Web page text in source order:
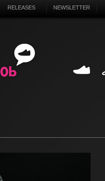
RELEASES NEWSLETTER